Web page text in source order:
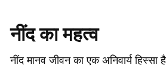
नींद का महत्व
नींद मानव जीवन का एक अनिवार्य हिस्सा